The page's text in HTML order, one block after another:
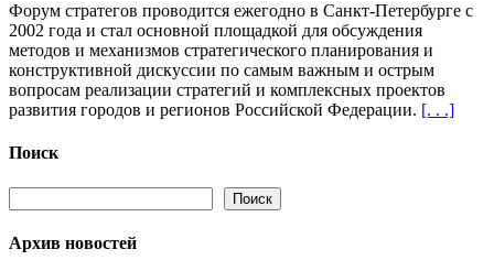
Форум
стратегов
2020-
2021
«Реальность
2021
Форум стратегов проводится ежегодно в Санкт-Петербурге с
2002 года и стал основной площадкой для обсуждения
методов и механизмов стратегического планирования и
конструктивной дискуссии по самым важным и острым
вопросам реализации стратегий и комплексных проектов
развития городов и регионов Российской Федерации. [. . .]
Поиск
Поиск
Архив новостей